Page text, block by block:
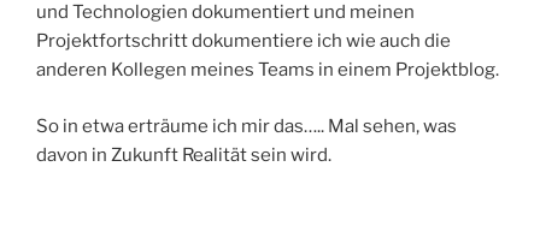
und Technologien dokumentiert und meinen
Projektfortschritt dokumentiere ich wie auch die
anderen Kollegen meines Teams in einem Projektblog.
So in etwa erträume ich mir das….. Mal sehen, was
davon in Zukunft Realität sein wird.